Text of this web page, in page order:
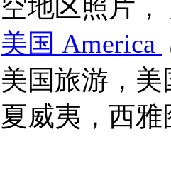
空地区照片
美国 America
美国旅游，
夏威夷，西